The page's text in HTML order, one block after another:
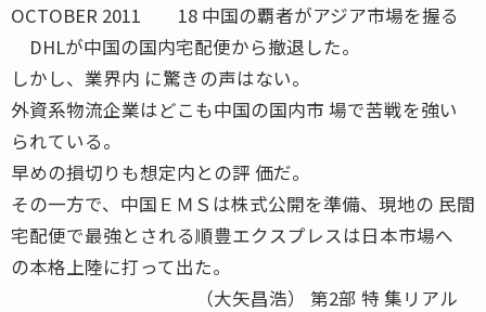
OCTOBER 2011 18 中国の覇者がアジア市場を握る
DHLが中国の国内宅配便から撤退した。
しかし、業界内 に驚きの声はない。
外資系物流企業はどこも中国の国内市 場で苦戦を強い
られている。
早めの損切りも想定内との評 価だ。
その一方で、中国ＥＭＳは株式公開を準備、現地の 民間
宅配便で最強とされる順豊エクスプレスは日本市場へ
の本格上陸に打って出た。
（大矢昌浩） 第2部 特 集リアル